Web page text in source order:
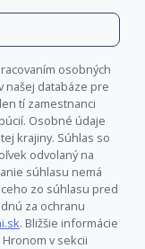
osobných
našej databáze pre
tí zamestnanci
Osobné údaje
krajiny. Súhlas so
odvolaný na
súhlasu nemá
zo súhlasu pred
za ochranu
. Bližšie informácie
v sekcii